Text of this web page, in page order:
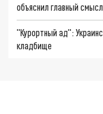
объяснил главный
"Курортный ад":
кладбище